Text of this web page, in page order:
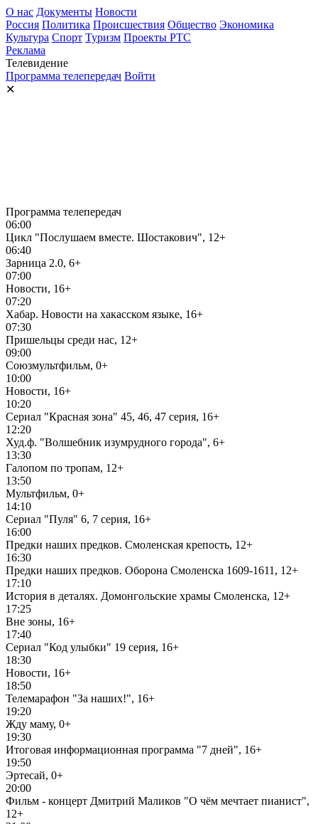
О нас Документы Новости
Россия Политика Происшествия Общество Экономика
Культура Спорт Туризм Проекты РТС
Реклама
Телевидение
Программа телепередач Войти
✕
Программа телепередач
06:00
Цикл "Послушаем вместе. Шостакович", 12+
06:40
Зарница 2.0, 6+
07:00
Новости, 16+
07:20
Хабар. Новости на хакасском языке, 16+
07:30
Пришельцы среди нас, 12+
09:00
Союзмультфильм, 0+
10:00
Новости, 16+
10:20
Сериал "Красная зона" 45, 46, 47 серия, 16+
12:20
Худ.ф. "Волшебник изумрудного города", 6+
13:30
Галопом по тропам, 12+
13:50
Мультфильм, 0+
14:10
Сериал "Пуля" 6, 7 серия, 16+
16:00
Предки наших предков. Смоленская крепость, 12+
16:30
Предки наших предков. Оборона Смоленска 1609-1611, 12+
17:10
История в деталях. Домонгольские храмы Смоленска, 12+
17:25
Вне зоны, 16+
17:40
Сериал "Код улыбки" 19 серия, 16+
18:30
Новости, 16+
18:50
Телемарафон "За наших!", 16+
19:20
Жду маму, 0+
19:30
Итоговая информационная программа "7 дней", 16+
19:50
Эртесай, 0+
20:00
Фильм - концерт Дмитрий Маликов "О чём мечтает пианист",
12+